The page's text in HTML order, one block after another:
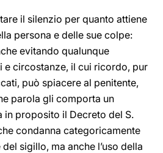
il silenzio per quanto attiene
persona e delle sue colpe:
evitando qualunque
e circostanze, il cui ricordo, pur
può spiacere al penitente,
parola gli comporta un
in proposito il Decreto del S.
condanna categoricamente
sigillo, ma anche l’uso della